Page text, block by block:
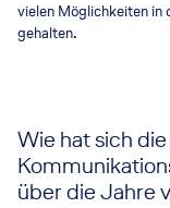
vielen Möglichkeiten in
gehalten.
Wie hat sich
über die Jahre